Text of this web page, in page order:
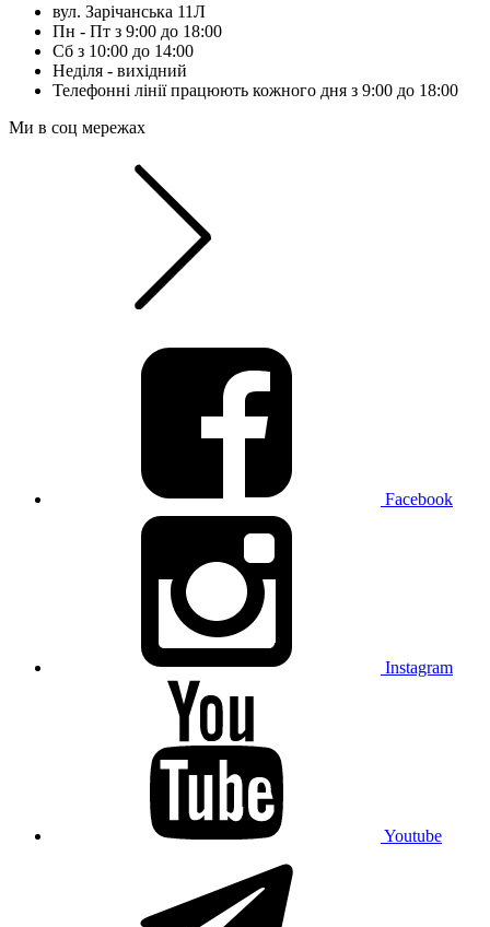
вул. Зарічанська 11Л
Пн - Пт з 9:00 до 18:00
Сб з 10:00 до 14:00
Неділя - вихідний
Телефонні лінії працюють кожного дня з 9:00 до 18:00
Ми в соц мережах
Facebook
Instagram
Youtube